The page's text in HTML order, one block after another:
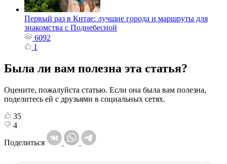
Первый раз в Китае: лучшие города и маршруты для
знакомства с Поднебесной
6092
1
Была ли вам полезна эта статья?
Оцените, пожалуйста статью. Если она была вам полезна,
поделитесь ей с друзьями в социальных сетях.
35
4
Поделиться